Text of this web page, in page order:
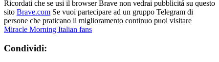
Ricordati che se usi il browser Brave non vedrai pubblicitá su questo
sito Brave.com Se vuoi partecipare ad un gruppo Telegram di
persone che praticano il miglioramento continuo puoi visitare
Miracle Morning Italian fans
Condividi: